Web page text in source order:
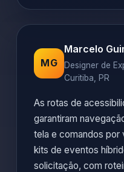
MG
Marcelo
Designer de
Curitiba, PR
As rotas de
garantiram
tela e comandos por
kits de eventos
solicitação, com